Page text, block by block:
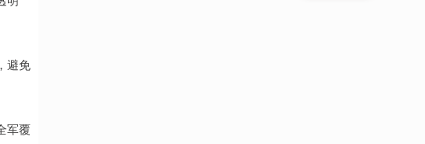
避免
军覆